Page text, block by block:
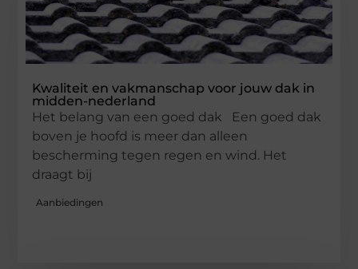
Kwaliteit en vakmanschap voor jouw dak in
midden-nederland
Het belang van een goed dak Een goed dak
boven je hoofd is meer dan alleen
bescherming tegen regen en wind. Het
draagt bij
Aanbiedingen